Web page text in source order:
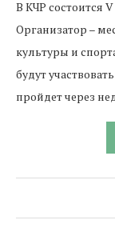
В КЧР состоится
Организатор –
культуры и
будут
пройдет через